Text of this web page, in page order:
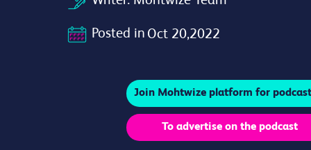
Posted inOct 20,2022
Join Mohtwize platform for
To advertise on the podcast